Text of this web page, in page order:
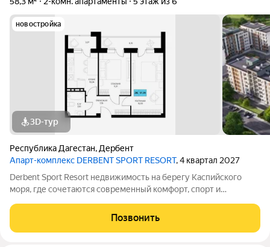
новостройка
3D-тур
Республика Дагестан, Дербент
Апарт-комплекс DERBENT SPORT RESORT, 4 квартал 2027
Derbent Sport Resort недвижимость на берегу Каспийского
моря, где сочетаются современный комфорт, спорт и
учитывают все потребности современных
Позвонить